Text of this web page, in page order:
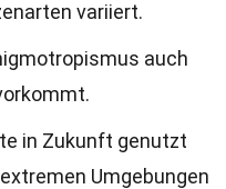
variiert.
auch
in Zukunft genutzt
Umgebungen